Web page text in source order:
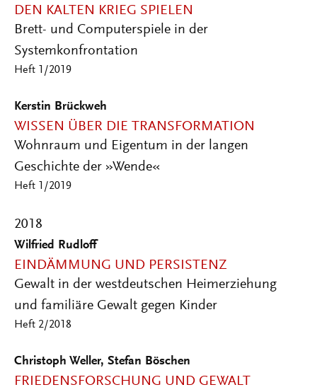
DEN KALTEN KRIEG SPIELEN
Brett- und Computerspiele in der
Systemkonfrontation
Heft 1/2019
Kerstin Brückweh
WISSEN ÜBER DIE TRANSFORMATION
Wohnraum und Eigentum in der langen
Geschichte der »Wende«
Heft 1/2019
2018
Wilfried Rudloff
EINDÄMMUNG UND PERSISTENZ
Gewalt in der westdeutschen Heimerziehung
und familiäre Gewalt gegen Kinder
Heft 2/2018
Christoph Weller, Stefan Böschen
FRIEDENSFORSCHUNG UND GEWALT